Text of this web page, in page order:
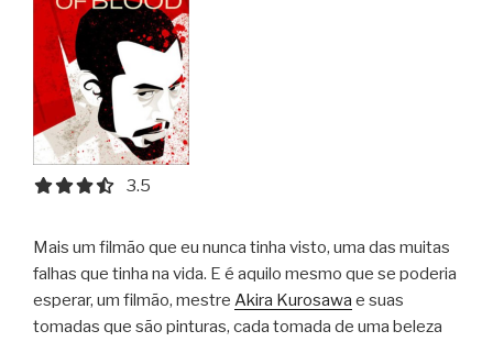
3.5 out of 5.0 stars
3.5
Mais um filmão que eu nunca tinha visto, uma das muitas
falhas que tinha na vida. E é aquilo mesmo que se poderia
esperar, um filmão, mestre Akira Kurosawa e suas
tomadas que são pinturas, cada tomada de uma beleza